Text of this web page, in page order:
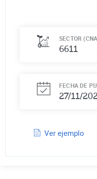
SECTOR
6611
FECHA DE
27/11/
Ver ejemplo